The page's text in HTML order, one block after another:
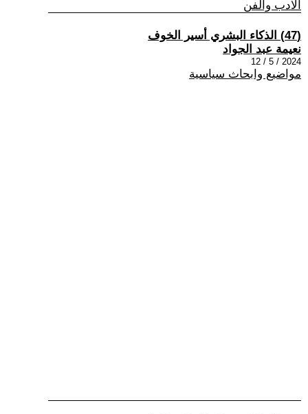
الادب والفن
(47) الذكاء البشري أسير الخوف
نعيمة عبد الجواد
2024 / 5 / 12
مواضيع وابحاث سياسية